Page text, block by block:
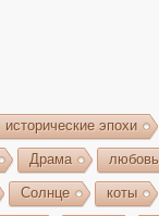
исторические эпохи
Драма любовь
Солнце коты